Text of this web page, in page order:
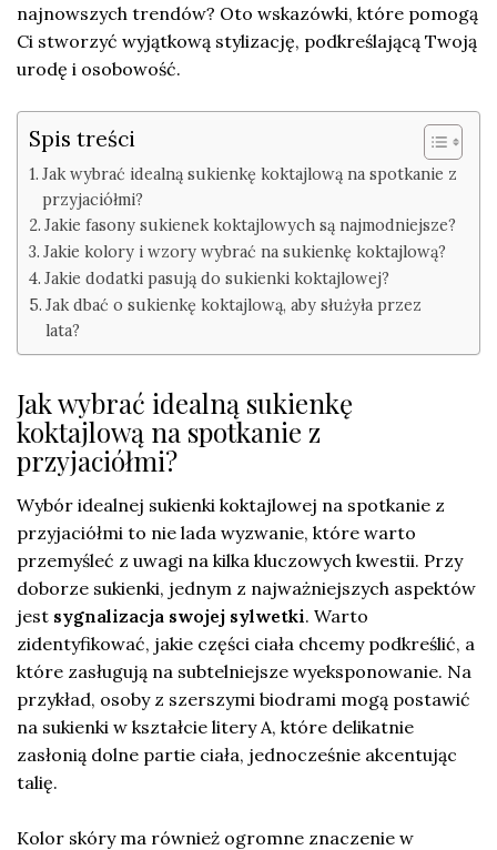
najnowszych trendów? Oto wskazówki, które pomogą
Ci stworzyć wyjątkową stylizację, podkreślającą Twoją
urodę i osobowość.
Spis treści
Jak wybrać idealną sukienkę koktajlową na spotkanie z
przyjaciółmi?
Jakie fasony sukienek koktajlowych są najmodniejsze?
Jakie kolory i wzory wybrać na sukienkę koktajlową?
Jakie dodatki pasują do sukienki koktajlowej?
Jak dbać o sukienkę koktajlową, aby służyła przez
lata?
Jak wybrać idealną sukienkę
koktajlową na spotkanie z
przyjaciółmi?
Wybór idealnej sukienki koktajlowej na spotkanie z
przyjaciółmi to nie lada wyzwanie, które warto
przemyśleć z uwagi na kilka kluczowych kwestii. Przy
doborze sukienki, jednym z najważniejszych aspektów
jest sygnalizacja swojej sylwetki. Warto
zidentyfikować, jakie części ciała chcemy podkreślić, a
które zasługują na subtelniejsze wyeksponowanie. Na
przykład, osoby z szerszymi biodrami mogą postawić
na sukienki w kształcie litery A, które delikatnie
zasłonią dolne partie ciała, jednocześnie akcentując
talię.
Kolor skóry ma również ogromne znaczenie w